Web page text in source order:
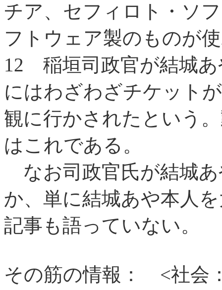
チア、セフィロト・ソ
フトウェア製のものが
12 稲垣司政官が結城あ
にはわざわざチケット
観に行かされたという
はこれである。
なお司政官氏が結城
か、単に結城あや本人
記事も語っていない。
その筋の情報：
<社会